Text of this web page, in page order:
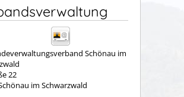
Schönau im
22
im Schwarzwald